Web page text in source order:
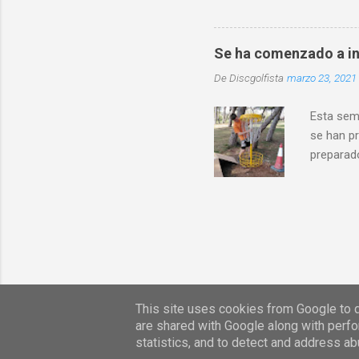
crea la
existió
torneo
de
Se ha comenzado a
DeDiscgolfista marzo 23, 2021
Esta
se han
par de
This site uses cookies from Google to
are shared with Google along with
statistics, and to detect and address